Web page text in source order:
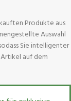
Produkte aus
Auswahl
Sie intelligenter
auf dem